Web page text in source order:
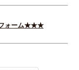
ォーム★★★